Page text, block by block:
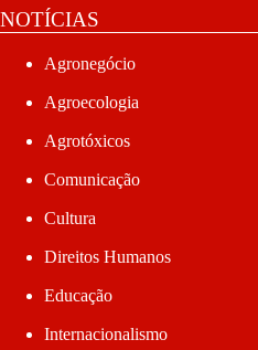
NOTÍCIAS
Agronegócio
Agroecologia
Agrotóxicos
Comunicação
Cultura
Direitos Humanos
Educação
Internacionalismo